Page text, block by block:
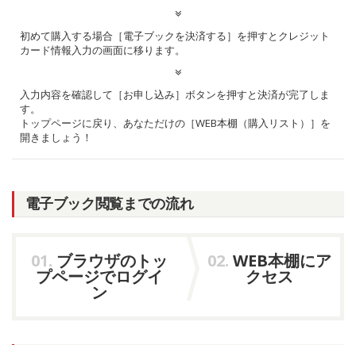
初めて購入する場合［電子ブックを決済する］を押すとクレジット
カード情報入力の画面に移ります。
入力内容を確認して［お申し込み］ボタンを押すと決済が完了しま
す。
トップページに戻り、あなただけの［WEB本棚（購入リスト） ］を
開きましょう！
電子ブック閲覧までの流れ
01. ブラウザのトッ
プページでログイ
ン
02. WEB本棚にア
クセス